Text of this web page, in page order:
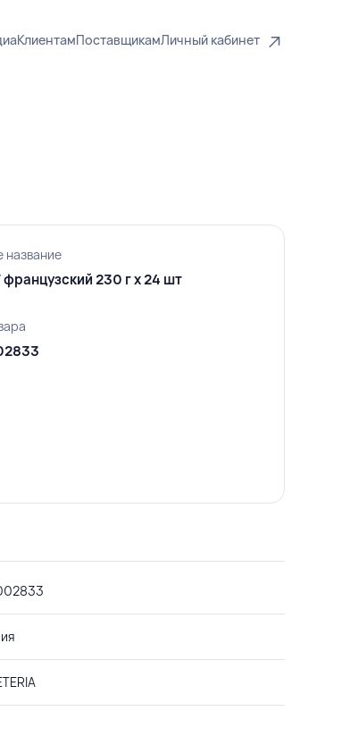
КлиентамПоставщикамЛичный кабинет
название
французский 230 г х 24 шт